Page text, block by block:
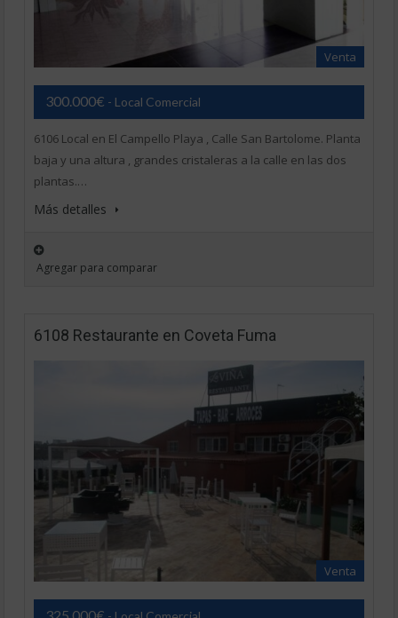
Venta
300.000€ - Local Comercial
6106 Local en El Campello Playa , Calle San Bartolome. Planta
baja y una altura , grandes cristaleras a la calle en las dos
plantas.…
Más detalles
Agregar para comparar
6108 Restaurante en Coveta Fuma
Venta
325.000€